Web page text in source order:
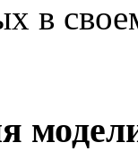
в